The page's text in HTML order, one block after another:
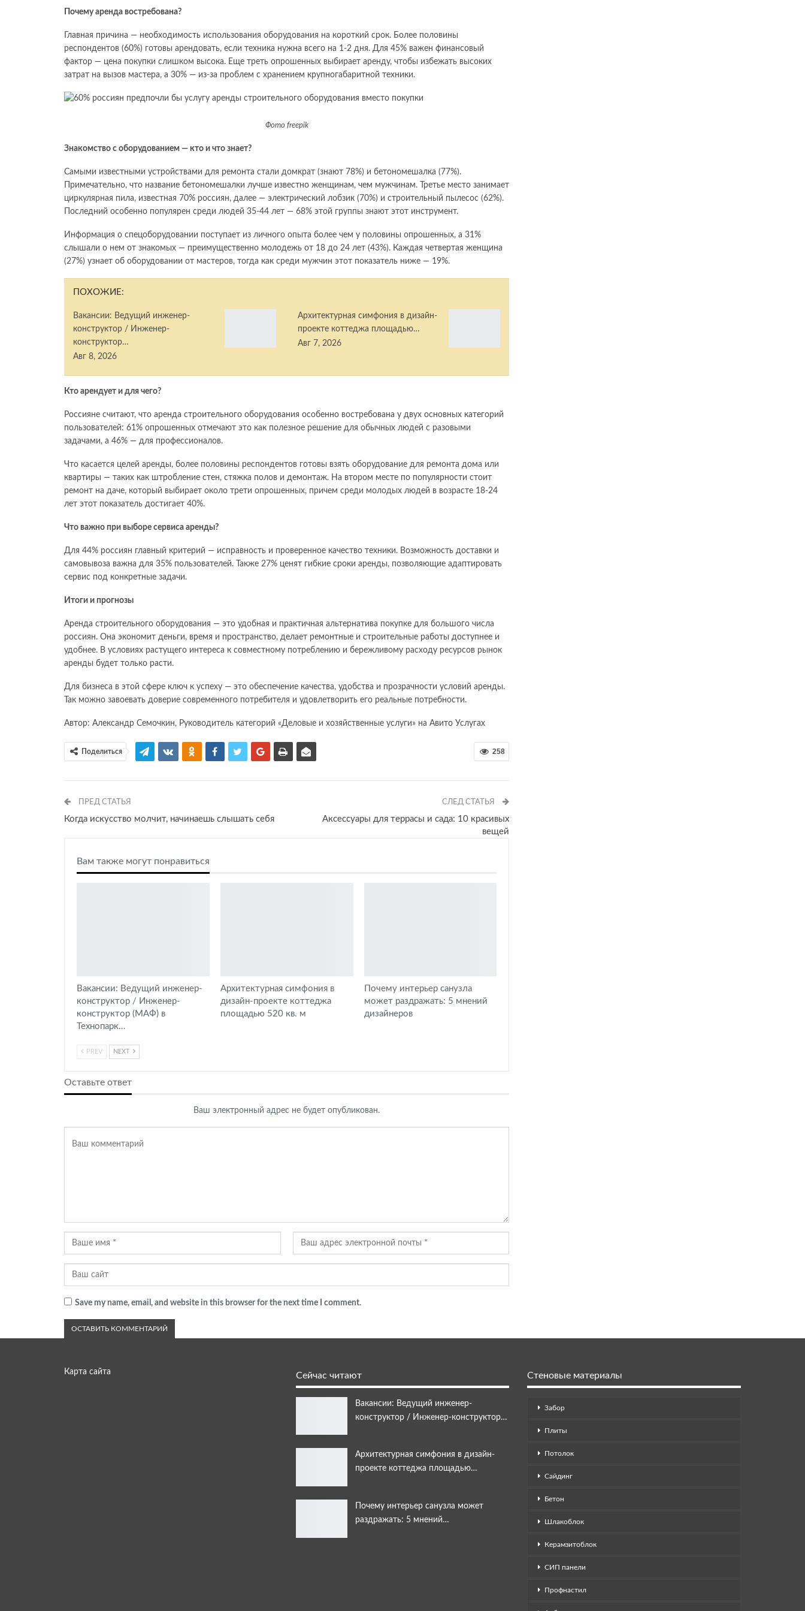
Почему аренда востребована?
Главная причина — необходимость использования оборудования на короткий срок. Более половины
респондентов (60%) готовы арендовать, если техника нужна всего на 1-2 дня. Для 45% важен финансовый
фактор — цена покупки слишком высока. Еще треть опрошенных выбирает аренду, чтобы избежать высоких
затрат на вызов мастера, а 30% — из-за проблем с хранением крупногабаритной техники.
Фото freepik
Знакомство с оборудованием — кто и что знает?
Самыми известными устройствами для ремонта стали домкрат (знают 78%) и бетономешалка (77%).
Примечательно, что название бетономешалки лучше известно женщинам, чем мужчинам. Третье место занимает
циркулярная пила, известная 70% россиян, далее — электрический лобзик (70%) и строительный пылесос (62%).
Последний особенно популярен среди людей 35-44 лет — 68% этой группы знают этот инструмент.
Информация о спецоборудовании поступает из личного опыта более чем у половины опрошенных, а 31%
слышали о нем от знакомых — преимущественно молодежь от 18 до 24 лет (43%). Каждая четвертая женщина
(27%) узнает об оборудовании от мастеров, тогда как среди мужчин этот показатель ниже — 19%.
ПОХОЖИЕ:
Вакансии: Ведущий инженер-
конструктор / Инженер-
конструктор…
Авг 8, 2026
Архитектурная симфония в дизайн-
проекте коттеджа площадью…
Авг 7, 2026
Кто арендует и для чего?
Россияне считают, что аренда строительного оборудования особенно востребована у двух основных категорий
пользователей: 61% опрошенных отмечают это как полезное решение для обычных людей с разовыми
задачами, а 46% — для профессионалов.
Что касается целей аренды, более половины респондентов готовы взять оборудование для ремонта дома или
квартиры — таких как штробление стен, стяжка полов и демонтаж. На втором месте по популярности стоит
ремонт на даче, который выбирает около трети опрошенных, причем среди молодых людей в возрасте 18-24
лет этот показатель достигает 40%.
Что важно при выборе сервиса аренды?
Для 44% россиян главный критерий — исправность и проверенное качество техники. Возможность доставки и
самовывоза важна для 35% пользователей. Также 27% ценят гибкие сроки аренды, позволяющие адаптировать
сервис под конкретные задачи.
Итоги и прогнозы
Аренда строительного оборудования — это удобная и практичная альтернатива покупке для большого числа
россиян. Она экономит деньги, время и пространство, делает ремонтные и строительные работы доступнее и
удобнее. В условиях растущего интереса к совместному потреблению и бережливому расходу ресурсов рынок
аренды будет только расти.
Для бизнеса в этой сфере ключ к успеху — это обеспечение качества, удобства и прозрачности условий аренды.
Так можно завоевать доверие современного потребителя и удовлетворить его реальные потребности.
Автор: Александр Семочкин, Руководитель категорий «Деловые и хозяйственные услуги» на Авито Услугах
258
Поделиться
ПРЕД СТАТЬЯ
Когда искусство молчит, начинаешь слышать себя
СЛЕД СТАТЬЯ
Аксессуары для террасы и сада: 10 красивых
вещей
Вам также могут понравиться
Вакансии: Ведущий инженер-
конструктор / Инженер-
конструктор (МАФ) в
Технопарк…
Архитектурная симфония в
дизайн-проекте коттеджа
площадью 520 кв. м
Почему интерьер санузла
может раздражать: 5 мнений
дизайнеров
PREV NEXT
Оставьте ответ
Ваш электронный адрес не будет опубликован.
Save my name, email, and website in this browser for the next time I comment.
Карта сайта Сейчас читают
Вакансии: Ведущий инженер-
конструктор / Инженер-конструктор…
Архитектурная симфония в дизайн-
проекте коттеджа площадью…
Почему интерьер санузла может
раздражать: 5 мнений…
Стеновые материалы
Забор
Плиты
Потолок
Сайдинг
Бетон
Шлакоблок
Керамзитоблок
СИП панели
Профнастил